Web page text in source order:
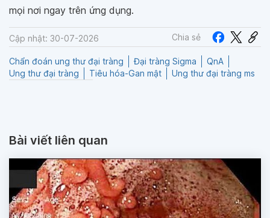
mọi nơi ngay trên ứng dụng.
Cập nhật: 30-07-2026 Chia sẻ
Chẩn đoán ung thư đại tràng Đại tràng Sigma
QnA
Ung thư đại tràng
Tiêu hóa-Gan mật Ung thư đại tràng ms
Bài viết liên quan